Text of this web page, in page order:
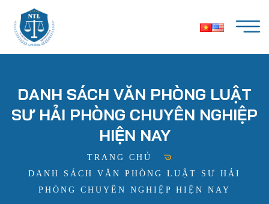
DANH SÁCH VĂN PHÒNG LUẬT
SƯ HẢI PHÒNG CHUYÊN NGHIỆP
HIỆN NAY
TRANG CHỦ
DANH SÁCH VĂN PHÒNG LUẬT SƯ HẢI
PHÒNG CHUYÊN NGHIỆP HIỆN NAY